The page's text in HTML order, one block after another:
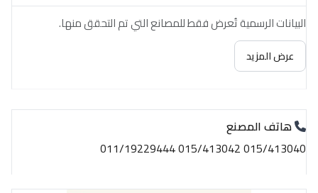
البيانات الرسمية تُعرض فقط للمصانع التي تم التحقق منها.
عرض المزيد
هاتف المصنع
015/413040 015/413042 011/19229444